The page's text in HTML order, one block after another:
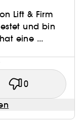
Lift & Firm
und bin
eine ...
0